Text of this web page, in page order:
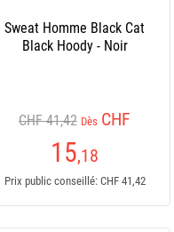
Sweat Homme Black Cat
Black Hoody - Noir
CHF 41,42 Dès CHF
15,18
Prix public conseillé: CHF 41,42